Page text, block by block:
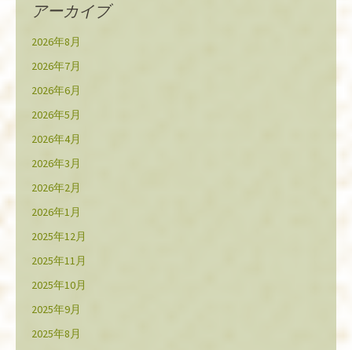
アーカイブ
2026年8月
2026年7月
2026年6月
2026年5月
2026年4月
2026年3月
2026年2月
2026年1月
2025年12月
2025年11月
2025年10月
2025年9月
2025年8月